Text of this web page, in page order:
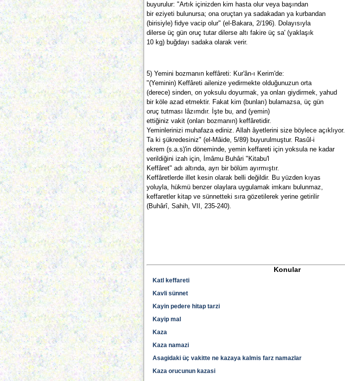
buyurulur: "Artık içinizden kim hasta olur veya başından
bir eziyeti bulunursa; ona oruçtan ya sadakadan ya kurbandan
(birisiyle) fidye vacip olur" (el-Bakara, 2/196). Dolayısıyla
dilerse üç gün oruç tutar dilerse altı fakire üç sa' (yaklaşık
10 kg) buğdayı sadaka olarak verir.
5) Yemini bozmanın keffâreti: Kur'ân-ı Kerim'de:
"(Yeminin) Keffâreti ailenize yedirmekte olduğunuzun orta
(derece) sinden, on yoksulu doyurmak, ya onları giydirmek, yahud
bir köle azad etmektir. Fakat kim (bunları) bulamazsa, üç gün
oruç tutması lâzımdır. İşte bu, and (yemin)
ettiğiniz vakit (onları bozmanın) keffâretidir.
Yeminlerinizi muhafaza ediniz. Allah âyetlerini size böylece açıklıyor.
Ta ki şükredesiniz" (el-Mâide, 5/89) buyurulmuştur. Rasûl-i
ekrem (s.a.s)'in döneminde, yemin keffareti için yoksula ne kadar
verildiğini izah için, İmâmu Buhâri "Kitabu'l
Keffâret" adı altında, ayrı bir bölüm ayırmıştır.
Keffâretlerde illet kesin olarak belli değildir. Bu yüzden kıyas
yoluyla, hükmü benzer olaylara uygulamak imkanı bulunmaz,
keffaretler kitap ve sünnetteki sıra gözetilerek yerine getirilir
(Buhârî, Sahih, VII, 235-240).
Konular
Katl keffareti
Kavli sünnet
Kayin pedere hitap tarzi
Kayip mal
Kaza
Kaza namazi
Asagidaki üç vakitte ne kazaya kalmis farz namazlar
Kaza orucunun kazasi